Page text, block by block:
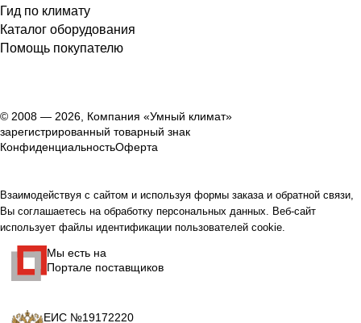
Гид по климату
Каталог оборудования
Помощь покупателю
© 2008 — 2026, Компания «Умный климат»
зарегистрированный товарный знак
КонфиденциальностьОферта
Взаимодействуя с сайтом и используя формы заказа и обратной связи,
Вы соглашаетесь на обработку персональных данных. Веб-сайт
использует файлы идентификации пользователей cookie.
Мы есть на
Портале поставщиков
ЕИС №19172220